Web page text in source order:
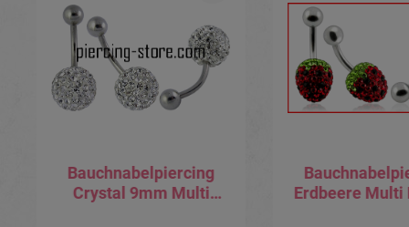
Bauchnabelpiercing
Crystal 9mm Multi
Erdbeere